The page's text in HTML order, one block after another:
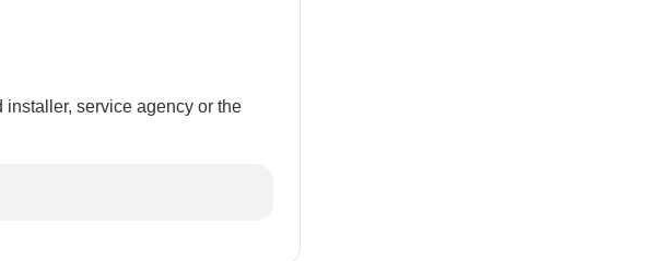
installer, service agency or the